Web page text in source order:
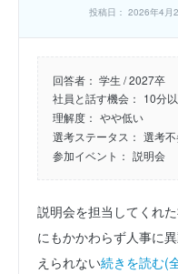
投稿日： 2026年4月
回答者： 学生 / 2027卒
社員と話す機会： 10分
理解度： やや低い
選考ステータス： 選考
参加イベント： 説明会
説明会を担当してくれ
にもかかわらず人事に
えられない続きを読む(